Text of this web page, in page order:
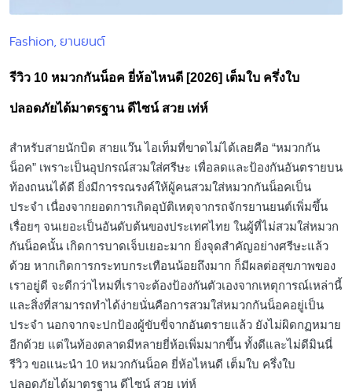
Posted
Fashion ยานยนต์
รีวิว 10 หมวกกันน็อค ยี่ห้อไหนดี [2026] เต็มใบ ครึ่งใบ
ปลอดภัยได้มาตรฐาน ดีไซน์ สวย เท่ห์
สำหรับสายนักบิด สายแว๊น ไอเท็มที่ขาดไม่ได้เลยคือ “หมวกกัน
น็อค” เพราะเป็นอุปกรณ์สวมใส่ศรีษะ เพื่อลดและป้องกันอันตรายบน
ท้องถนนได้ดี ยิ่งมีการรณรงค์ให้ผู้คนสวมใส่หมวกกันน็อคเป็น
ประจำ เนื่องจากยอดการเกิดอุบัติเหตุจากรถจักรยานยนต์เพิ่มขึ้น
เรื่อยๆ จนเยอะเป็นอันดับต้นของประเทศไทย ในผู้ที่ไม่สวมใส่หมวก
กันน็อคนั้น เกิดการบาดเจ็บเยอะมาก ยิ่งจุดสำคัญอย่างศรีษะแล้ว
ด้วย หากเกิดการกระทบกระเทือนน้อยถึงมาก ก็มีผลต่อสุขภาพของ
เราอยู่ดี จะดีกว่าไหมที่เราจะต้องป้องกันตัวเองจากเหตุการณ์เหล่านี้
และสิ่งที่สามารถทำได้ง่ายนั่นคือการสวมใส่หมวกกันน็อคอยู่เป็น
ประจำ นอกจากจะปกป้องผู้ขับขี่จากอันตรายแล้ว ยังไม่ผิดกฏหมาย
อีกด้วย แต่ในท้องตลาดมีหลายยี่ห้อเพิ่มมากขึ้น ทั้งดีและไม่ดีมินนี่
รีวิว ขอแนะนำ 10 หมวกกันน็อค ยี่ห้อไหนดี เต็มใบ ครึ่งใบ
ปลอดภัยได้มาตรฐาน ดีไซน์ สวย เท่ห์